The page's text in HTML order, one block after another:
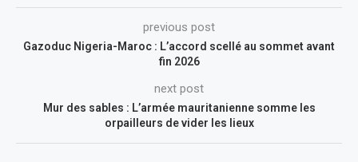
previous post
Gazoduc Nigeria-Maroc : L’accord scellé au sommet avant
fin 2026
next post
Mur des sables : L’armée mauritanienne somme les
orpailleurs de vider les lieux